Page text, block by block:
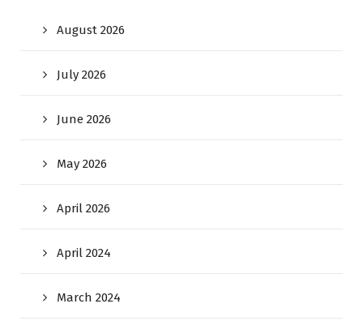
August 2026
July 2026
June 2026
May 2026
April 2026
April 2024
March 2024